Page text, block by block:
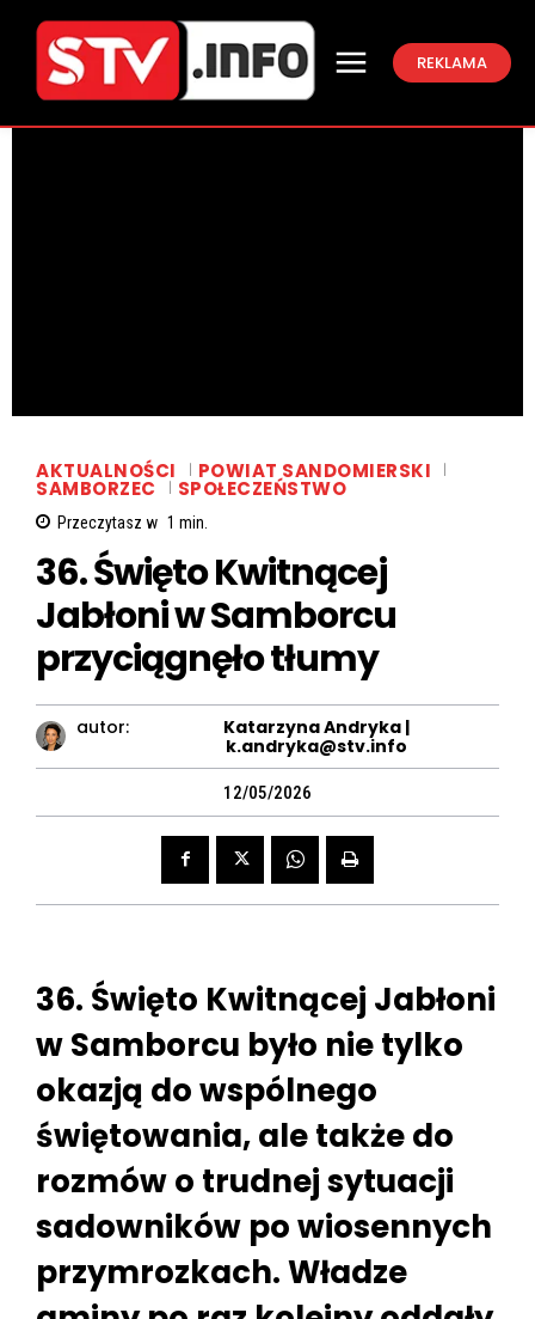
REKLAMA
AKTUALNOŚCI POWIAT SANDOMIERSKI
SAMBORZEC SPOŁECZEŃSTWO
Przeczytasz w 1 min.
36. Święto Kwitnącej
Jabłoni w Samborcu
przyciągnęło tłumy
autor:
Katarzyna Andryka |
k.andryka@stv.info
12/05/2026
36. Święto Kwitnącej Jabłoni
w Samborcu było nie tylko
okazją do wspólnego
świętowania, ale także do
rozmów o trudnej sytuacji
sadowników po wiosennych
przymrozkach. Władze